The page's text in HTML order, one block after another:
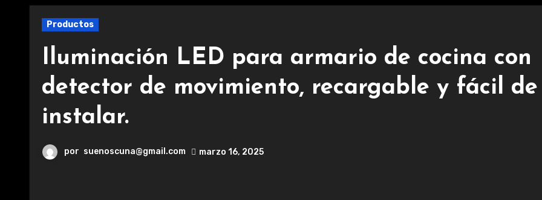
Productos
Iluminación LED para armario de cocina con
detector de movimiento, recargable y fácil de
instalar.
por suenoscuna@gmail.com marzo 16, 2025